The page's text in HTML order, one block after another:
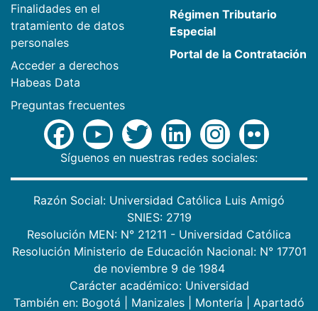
Finalidades en el
tratamiento de datos
personales
Acceder a derechos
Habeas Data
Preguntas frecuentes
Régimen Tributario
Especial
Portal de la Contratación
Síguenos en nuestras redes sociales:
Razón Social: Universidad Católica Luis Amigó
SNIES: 2719
Resolución MEN: N° 21211 - Universidad Católica
Resolución Ministerio de Educación Nacional: N° 17701
de noviembre 9 de 1984
Carácter académico: Universidad
También en: Bogotá Manizales Montería
Apartadó